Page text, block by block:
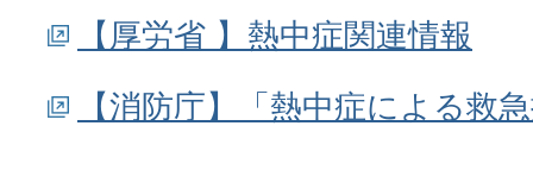
【厚労省 】熱中症関連情報
【消防庁】「熱中症による救